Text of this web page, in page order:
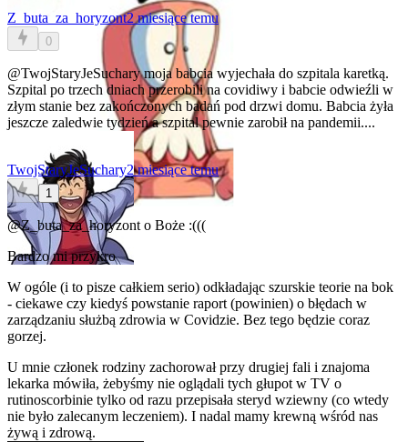
Z_buta_za_horyzont2 miesiące temu
0
@TwojStaryJeSucharymoja babcia wyjechała do szpitala karetką.
Szpital po trzech dniach przerobili na covidiwy i babcie odwieźli w
złym stanie bez zakończonych badań pod drzwi domu. Babcia żyła
jeszcze zaledwie tydzień a szpital pewnie zarobił na pandemii....
TwojStaryJeSuchary2 miesiące temu
1
@Z_buta_za_horyzont o Boże :(((
Bardzo mi przykro
W ogóle (i to pisze całkiem serio) odkładając szurskie teorie na bok
- ciekawe czy kiedyś powstanie raport (powinien) o błędach w
zarządzaniu służbą zdrowia w Covidzie. Bez tego będzie coraz
gorzej.
U mnie członek rodziny zachorował przy drugiej fali i znajoma
lekarka mówiła, żebyśmy nie oglądali tych głupot w TV o
rutinoscorbinie tylko od razu przepisała steryd wziewny (co wtedy
nie było zalecanym leczeniem). I nadal mamy krewną wśród nas
żywą i zdrową.